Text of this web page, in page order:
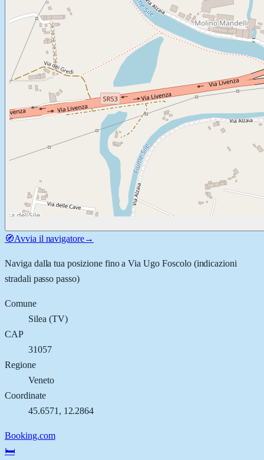
🧭Avvia il navigatore→
Naviga dalla tua posizione fino aVia Ugo Foscolo(indicazioni
stradali passo passo)
Comune
Silea (TV)
CAP
31057
Regione
Veneto
Coordinate
45.6571 , 12.2864
Booking.com
🛏️